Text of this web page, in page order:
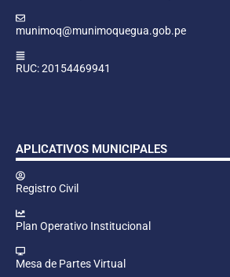
munimoq@munimoquegua.gob.pe
RUC: 20154469941
APLICATIVOS MUNICIPALES
Registro Civil
Plan Operativo Institucional
Mesa de Partes Virtual